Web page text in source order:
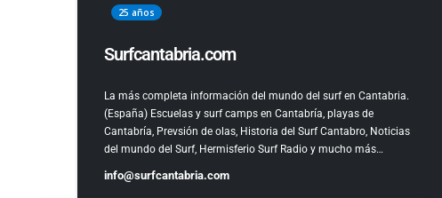
25 años
Surfcantabria.com
La más completa información del mundo del surf en Cantabria.
(España) Escuelas y surf camps en Cantabría, playas de
Cantabría, Prevsión de olas, Historia del Surf Cantabro, Noticias
del mundo del Surf, Hermisferio Surf Radio y mucho más…
info@surfcantabria.com